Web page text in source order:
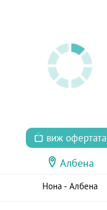
виж офертата
Албена
Нона - Албена